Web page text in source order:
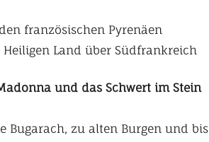
französischen Pyrenäen
Land über Südfrankreich
und das Schwert im Stein
Bugarach, zu alten Burgen und bis